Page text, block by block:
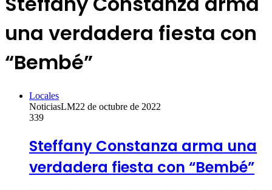
una verdadera fiesta con
“Bembé”
Locales
NoticiasLM22 de octubre de 2022
339
Steffany Constanza arma una
verdadera fiesta con “Bembé”